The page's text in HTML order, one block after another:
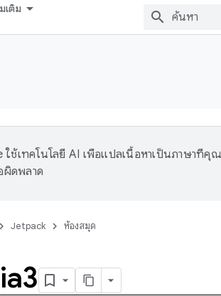
เติม
ใช้เทคโนโลยี AI เพื่อแปลเนื้อหาเป็นภาษาที่คุณ
ผิดพลาด
Jetpack ห้องสมุด